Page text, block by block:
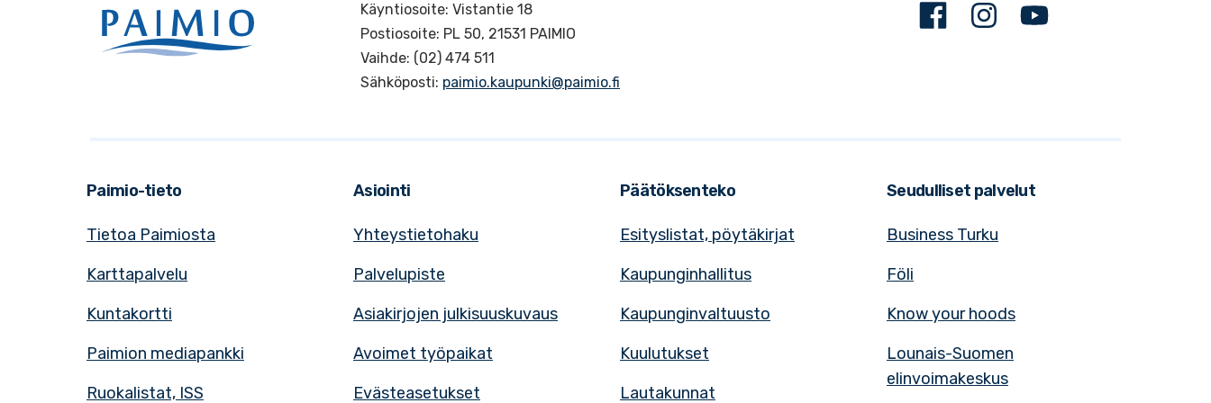
Käyntiosoite: Vistantie 18
Postiosoite: PL 50, 21531 PAIMIO
Vaihde: (02) 474 511
Sähköposti: paimio.kaupunki@paimio.fi
FacebookInstagram
Paimio-tieto
Tietoa Paimiosta
Karttapalvelu
Kuntakortti
Paimion mediapankki
Ruokalistat, ISS
Asiointi
Yhteystietohaku
Palvelupiste
Asiakirjojen julkisuuskuvaus
Avoimet työpaikat
Evästeasetukset
Päätöksenteko
Esityslistat, pöytäkirjat
Kaupunginhallitus
Kaupunginvaltuusto
Kuulutukset
Lautakunnat
Seudulliset palvelut
Business Turku
Föli
Know your hoods
Lounais-Suomen
elinvoimakeskus